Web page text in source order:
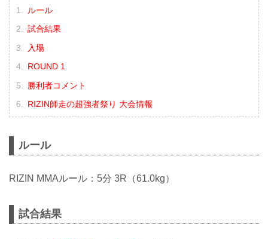
ルール
試合結果
入場
ROUND 1
勝利者コメント
RIZIN師走の超強者祭り 大会情報
ルール
RIZIN MMAルール：5分 3R（61.0kg）
試合結果